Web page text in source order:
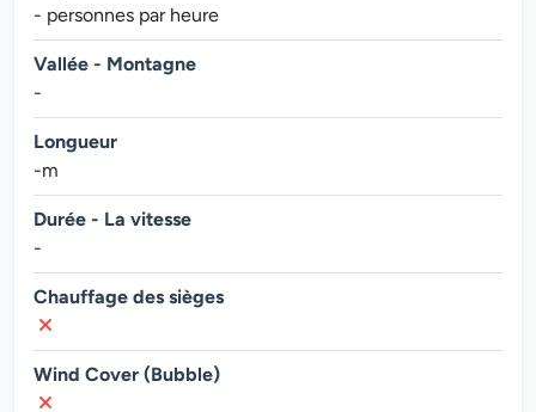
- personnes par heure
Vallée - Montagne
-
Longueur
-m
Durée - La vitesse
-
Chauffage des sièges
Wind Cover (Bubble)